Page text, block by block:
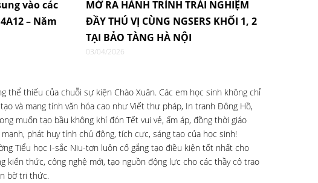
vào các
– Năm
MỞ RA HÀNH TRÌNH TRẢI NGHIỆM
ĐẦY THÚ VỊ CÙNG NGSERS KHỐI 1, 2
TẠI BẢO TÀNG HÀ NỘI
03/04/2026
thiếu của chuỗi sự kiện Chào Xuân. Các em học sinh không chỉ
và mang tính văn hóa cao như Viết thư pháp, In tranh Đông Hồ,
muốn tạo bầu không khí đón Tết vui vẻ, ấm áp, đồng thời giáo
phát huy tính chủ động, tích cực, sáng tạo của học sinh!
Tiểu học I-sắc Niu-tơn luôn cố gắng tạo điều kiện tốt nhất cho
kiến thức, công nghệ mới, tạo nguồn động lực cho các thầy cô trao
bờ tri thức.